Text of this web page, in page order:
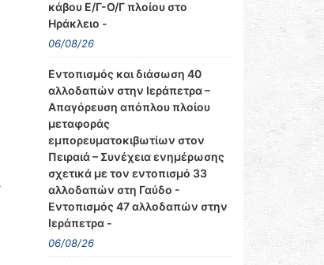
κάβου Ε/Γ-Ο/Γ πλοίου στο
Ηράκλειο -
06/08/26
Εντοπισμός και διάσωση 40
αλλοδαπών στην Ιεράπετρα –
Απαγόρευση απόπλου πλοίου
μεταφοράς
εμπορευματοκιβωτίων στον
Πειραιά – Συνέχεια ενημέρωσης
σχετικά με τον εντοπισμό 33
αλλοδαπών στη Γαύδο -
Εντοπισμός 47 αλλοδαπών στην
Ιεράπετρα -
06/08/26